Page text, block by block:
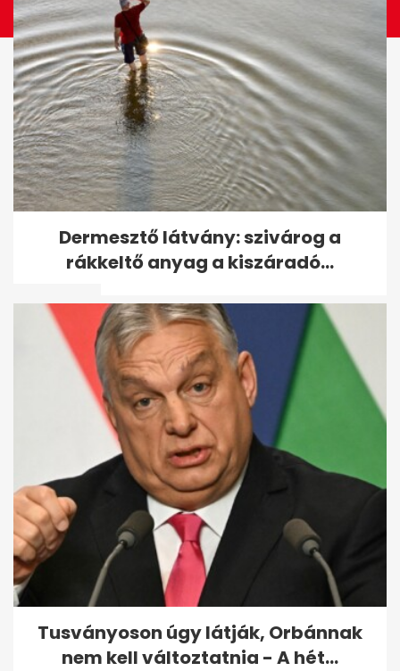
Lakáshitel-verseny: 2,89%-ra
csökkenti az Otthon Start
kamatát az...
7 Netflix-dokusorozat, amit
milliók néznek: könnyű
rákattanni
Dermesztő látvány: szivárog a
rákkeltő anyag a kiszáradó...
Tusványoson úgy látják, Orbánnak
nem kell változtatnia - A hét...